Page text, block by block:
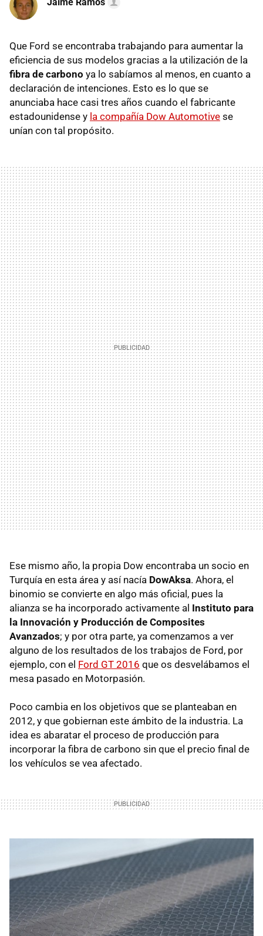
Que Ford se encontraba trabajando para aumentar la
eficiencia de sus modelos gracias a la utilización de la
fibra de carbono ya lo sabíamos al menos, en cuanto a
declaración de intenciones. Esto es lo que se
anunciaba hace casi tres años cuando el fabricante
estadounidense y la compañía Dow Automotive se
unían con tal propósito.
Ese mismo año, la propia Dow encontraba un socio en
Turquía en esta área y así nacía DowAksa. Ahora, el
binomio se convierte en algo más oficial, pues la
alianza se ha incorporado activamente al Instituto para
la Innovación y Producción de Composites
Avanzados; y por otra parte, ya comenzamos a ver
alguno de los resultados de los trabajos de Ford, por
ejemplo, con el Ford GT 2016 que os desvelábamos el
mesa pasado en Motorpasión.
Poco cambia en los objetivos que se planteaban en
2012, y que gobiernan este ámbito de la industria. La
idea es abaratar el proceso de producción para
incorporar la fibra de carbono sin que el precio final de
los vehículos se vea afectado.